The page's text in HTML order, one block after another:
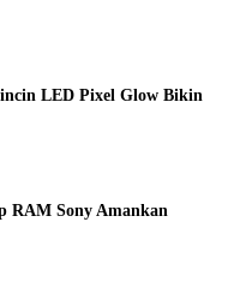
LED Pixel Glow Bikin
RAM Sony Amankan